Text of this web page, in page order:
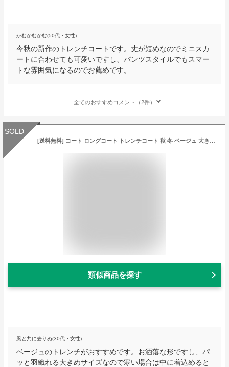
かむかむかむ(50代・女性)
今秋の新作のトレンチコートです。丈が短めなのでミニスカ
ートに合わせても可愛いですし、パンツスタイルでもスマー
トな雰囲気になるのでお薦めです。
全てのおすすめコメント（2件）
SOLD
[送料無料] コート ロングコート トレンチコート 秋 冬 ベージュ 大きい 人気 通勤 大きいサイズ ドレス 結婚式 お呼ばれ 無地 通勤 OL 30代 40代 2019 人気 韓国 新作
類似商品を探す
風と共に去りぬ(30代・女性)
ベージュのトレンチがおすすめです。お洒落な形ですし、パ
ッと羽織れる大きめサイズなので寒い場合は中に着込めると